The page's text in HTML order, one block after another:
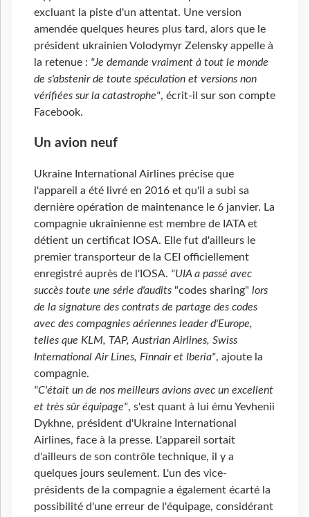
excluant la piste d'un attentat. Une version
amendée quelques heures plus tard, alors que le
président ukrainien Volodymyr Zelensky appelle à
la retenue : "Je demande vraiment à tout le monde
de s'abstenir de toute spéculation et versions non
vérifiées sur la catastrophe", écrit-il sur son compte
Facebook.
Un avion neuf
Ukraine International Airlines précise que
l'appareil a été livré en 2016 et qu'il a subi sa
dernière opération de maintenance le 6 janvier. La
compagnie ukrainienne est membre de IATA et
détient un certificat IOSA. Elle fut d'ailleurs le
premier transporteur de la CEI officiellement
enregistré auprès de l'IOSA. "UIA a passé avec
succès toute une série d'audits "codes sharing" lors
de la signature des contrats de partage des codes
avec des compagnies aériennes leader d'Europe,
telles que KLM, TAP, Austrian Airlines, Swiss
International Air Lines, Finnair et Iberia", ajoute la
compagnie.
"C'était un de nos meilleurs avions avec un excellent
et très sûr équipage", s'est quant à lui ému Yevhenii
Dykhne, président d'Ukraine International
Airlines, face à la presse. L'appareil sortait
d'ailleurs de son contrôle technique, il y a
quelques jours seulement. L'un des vice-
présidents de la compagnie a également écarté la
possibilité d'une erreur de l'équipage, considérant